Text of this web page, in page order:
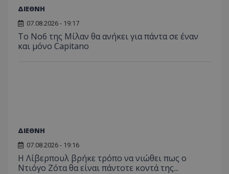
ΔΙΕΘΝΗ
07.08.2026 - 19:17
Το No6 της Μίλαν θα ανήκει για πάντα σε έναν
και μόνο Capitano
ΔΙΕΘΝΗ
07.08.2026 - 19:16
Η Λίβερπουλ βρήκε τρόπο να νιώθει πως ο
Ντιόγο Ζότα θα είναι πάντοτε κοντά της...